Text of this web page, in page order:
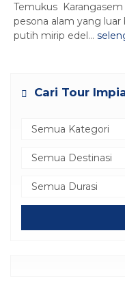
Temukus
pesona alam yang
putih mirip edel...
Cari Tour